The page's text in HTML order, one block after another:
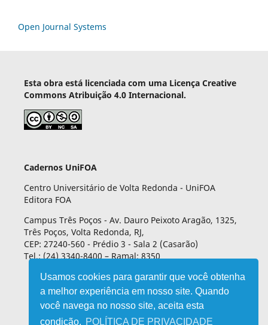
Usamos cookies para garantir que você obtenha
a melhor experiência em nosso site. Quando
você navega no nosso site, aceita esta
condição. POLÍTICA DE PRIVACIDADE
Open Journal Systems
Esta obra está licenciada com uma Licença Creative
Commons Atribuição 4.0 Internacional.
Cadernos UniFOA
Centro Universitário de Volta Redonda - UniFOA
Editora FOA
Campus Três Poços - Av. Dauro Peixoto Aragão, 1325,
Três Poços, Volta Redonda, RJ,
CEP: 27240-560 - Prédio 3 - Sala 2 (Casarão)
Tel.: (24) 3340-8400 – Ramal: 8350